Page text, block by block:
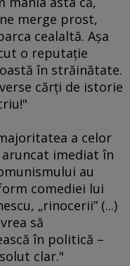
merge prost,
cealaltă. Aşa
o reputaţie
în străinătate.
cărţi de istorie
a celor
aruncat imediat în
au
comediei lui
„rinocerii” (...)
să
în politică –
clar."